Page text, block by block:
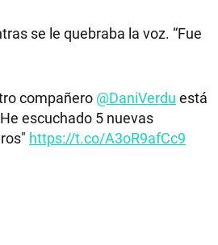
se le quebraba la voz. “Fue
compañero @DaniVerdu está
escuchado 5 nuevas
https://t.co/A3oR9afCc9